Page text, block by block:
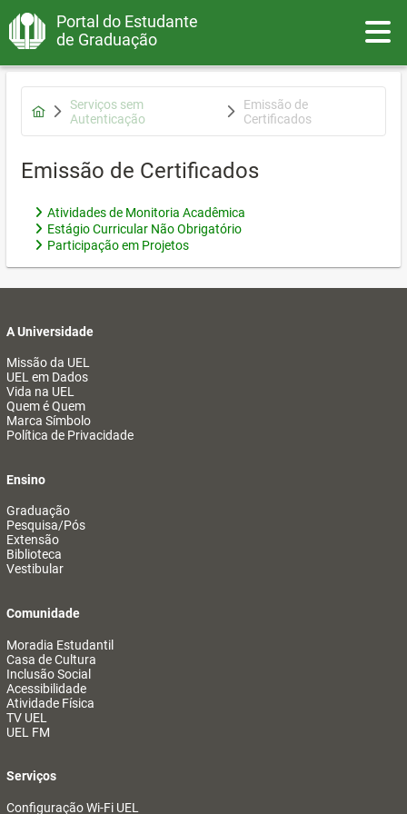
Portal do Estudante
de Graduação
Serviços sem
Autenticação
Emissão de
Certificados
Emissão de Certificados
Atividades de Monitoria Acadêmica
Estágio Curricular Não Obrigatório
Participação em Projetos
A Universidade
Missão da UEL
UEL em Dados
Vida na UEL
Quem é Quem
Marca Símbolo
Política de Privacidade
Ensino
Graduação
Pesquisa/Pós
Extensão
Biblioteca
Vestibular
Comunidade
Moradia Estudantil
Casa de Cultura
Inclusão Social
Acessibilidade
Atividade Física
TV UEL
UEL FM
Serviços
Configuração Wi-Fi UEL